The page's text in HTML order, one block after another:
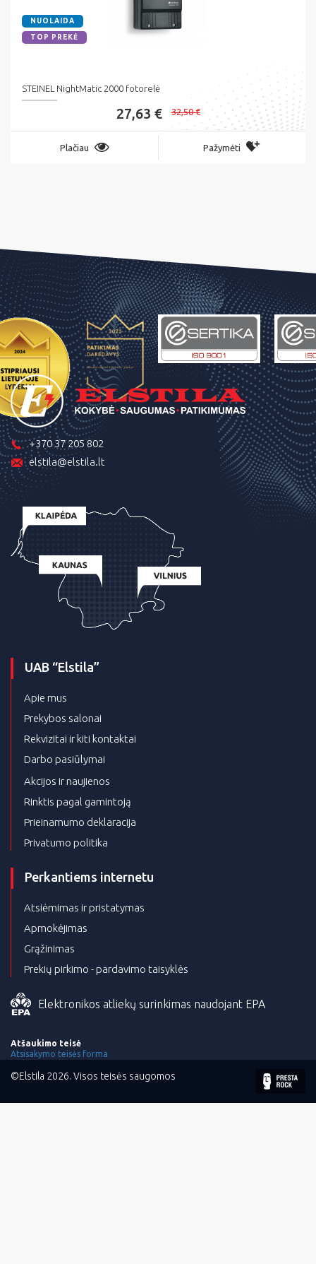
NUOLAIDA
TOP PREKĖ
STEINEL NightMatic 2000 fotorelė
27,63 € 32,50 €
Plačiau Pažymėti
+370 37 205 802
elstila@elstila.lt
UAB “Elstila”
Apie mus
Prekybos salonai
Rekvizitai ir kiti kontaktai
Darbo pasiūlymai
Akcijos ir naujienos
Rinktis pagal gamintoją
Prieinamumo deklaracija
Privatumo politika
Perkantiems internetu
Atsiėmimas ir pristatymas
Apmokėjimas
Grąžinimas
Prekių pirkimo - pardavimo taisyklės
Elektronikos atliekų surinkimas naudojant EPA
Atšaukimo teisė
Atsisakymo teisės forma
©Elstila 2026. Visos teisės saugomos